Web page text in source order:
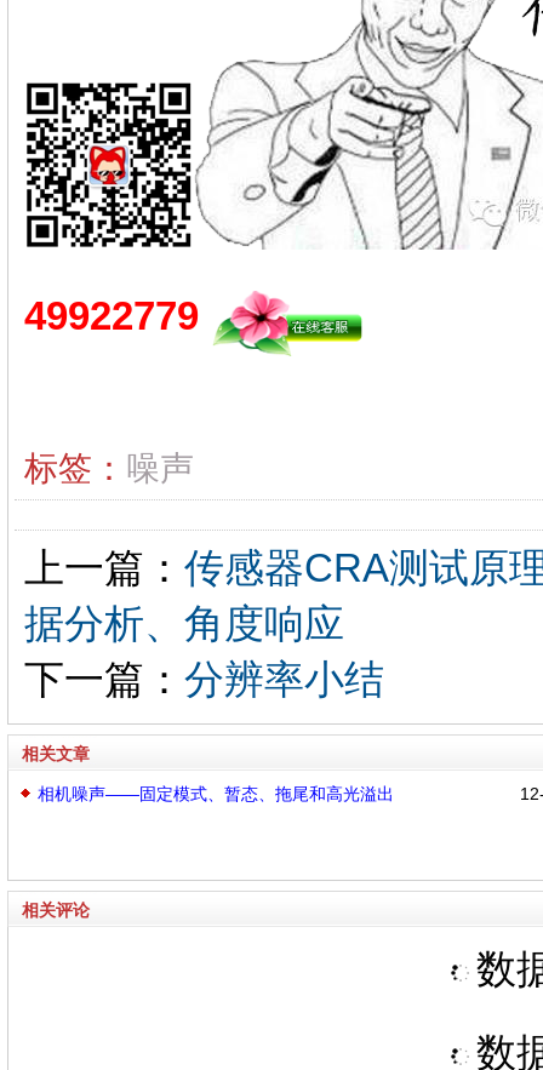
49922779
标签： 噪声
上一篇： 传感器CRA测试原
据分析、角度响应
下一篇： 分辨率小结
相关文章
相机噪声——固定模式、暂态、拖尾和高光溢出
相关评论
数
数